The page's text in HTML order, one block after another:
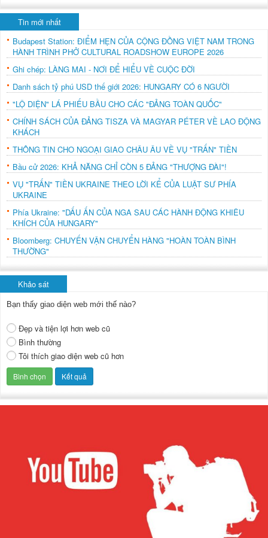
Tin mới nhất
Budapest Station: ĐIỂM HẸN CỦA CỘNG ĐỒNG VIỆT NAM TRONG
HÀNH TRÌNH PHỞ CULTURAL ROADSHOW EUROPE 2026
Ghi chép: LÀNG MAI - NƠI ĐỂ HIỂU VỀ CUỘC ĐỜI
Danh sách tỷ phú USD thế giới 2026: HUNGARY CÓ 6 NGƯỜI
"LỘ DIỆN" LÁ PHIẾU BẦU CHO CÁC "ĐẢNG TOÀN QUỐC"
CHÍNH SÁCH CỦA ĐẢNG TISZA VÀ MAGYAR PÉTER VỀ LAO ĐỘNG
KHÁCH
THÔNG TIN CHO NGOẠI GIAO CHÂU ÂU VỀ VỤ "TRẤN" TIỀN
Bầu cử 2026: KHẢ NĂNG CHỈ CÒN 5 ĐẢNG "THƯỢNG ĐÀI"!
VỤ "TRẤN" TIỀN UKRAINE THEO LỜI KỂ CỦA LUẬT SƯ PHÍA
UKRAINE
Phía Ukraine: "DẤU ẤN CỦA NGA SAU CÁC HÀNH ĐỘNG KHIÊU
KHÍCH CỦA HUNGARY"
Bloomberg: CHUYẾN VẬN CHUYỂN HÀNG "HOÀN TOÀN BÌNH
THƯỜNG"
Khảo sát
Bạn thấy giao diện web mới thế nào?
Đẹp và tiện lợi hơn web cũ
Bình thường
Tôi thích giao diện web cũ hơn